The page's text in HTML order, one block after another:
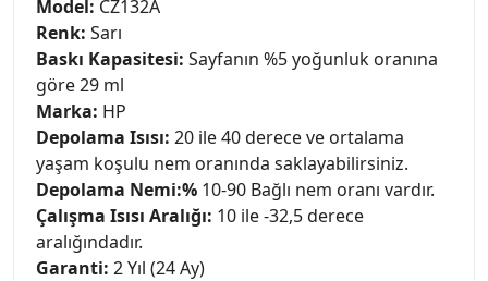
Model: CZ132A
Renk: Sarı
Baskı Kapasitesi: Sayfanın %5 yoğunluk oranına
göre 29 ml
Marka: HP
Depolama Isısı: 20 ile 40 derece ve ortalama
yaşam koşulu nem oranında saklayabilirsiniz.
Depolama Nemi:% 10-90 Bağlı nem oranı vardır.
Çalışma Isısı Aralığı: 10 ile -32,5 derece
aralığındadır.
Garanti: 2 Yıl (24 Ay)